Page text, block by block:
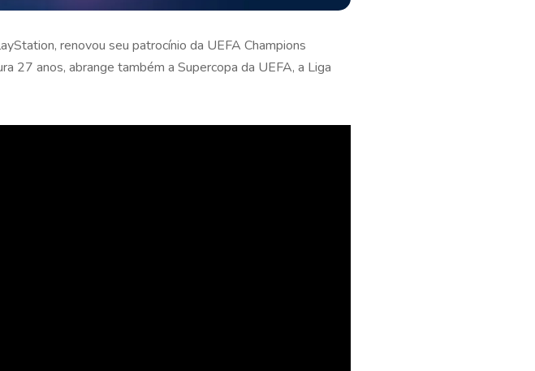
renovou seu patrocínio da UEFA Champions
27 anos, abrange também a Supercopa da UEFA, a Liga